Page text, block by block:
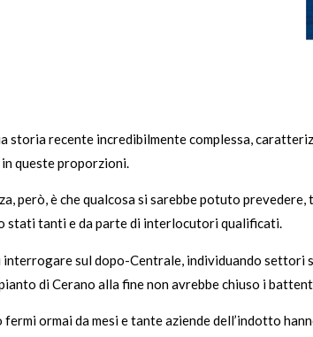
storia recente incredibilmente complessa,
queste proporzioni.
però, è che qualcosa si sarebbe potuto
stati tanti e da parte di interlocutori qualificati.
sul dopo-Centrale, individuando settori
di Cerano alla fine non avrebbe chiuso i
fermi ormai da mesi e tante aziende dell’indotto